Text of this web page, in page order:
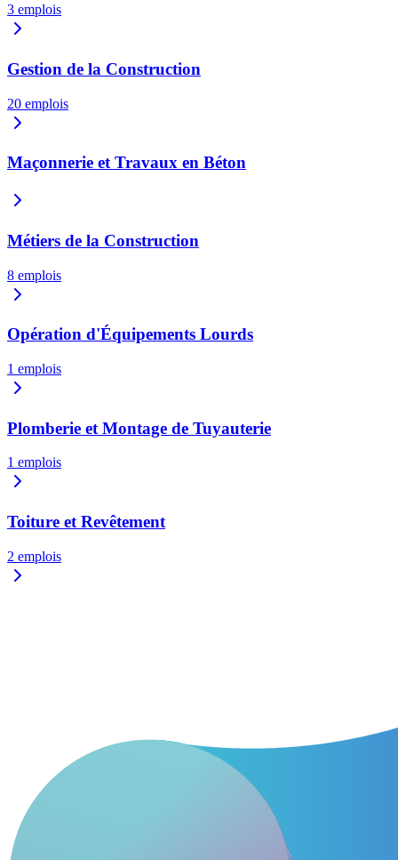
3 emplois
Gestion de la Construction
20 emplois
Maçonnerie et Travaux en Béton
Métiers de la Construction
8 emplois
Opération d'Équipements Lourds
1 emplois
Plomberie et Montage de Tuyauterie
1 emplois
Toiture et Revêtement
2 emplois